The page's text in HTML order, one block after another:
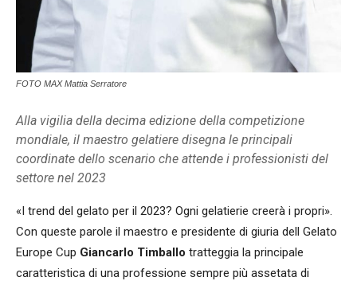
FOTO MAX Mattia Serratore
Alla vigilia della decima edizione della competizione
mondiale, il maestro gelatiere disegna le principali
coordinate dello scenario che attende i professionisti del
settore nel 2023
«I trend del gelato per il 2023? Ogni gelatierie creerà i propri».
Con queste parole il maestro e presidente di giuria dell Gelato
Europe Cup Giancarlo Timballo tratteggia la principale
caratteristica di una professione sempre più assetata di